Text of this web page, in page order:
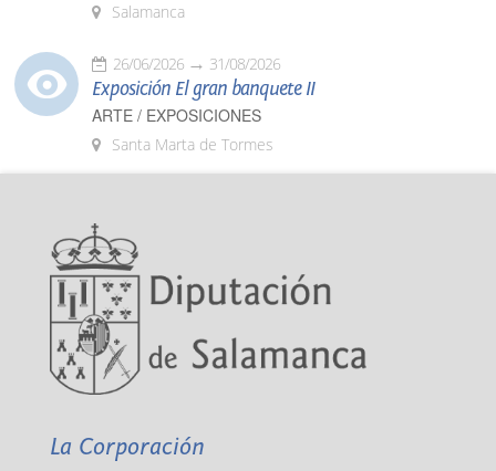
Salamanca
26/06/2026 31/08/2026
Exposición El gran banquete II
ARTE / EXPOSICIONES
Santa Marta de Tormes
La Corporación